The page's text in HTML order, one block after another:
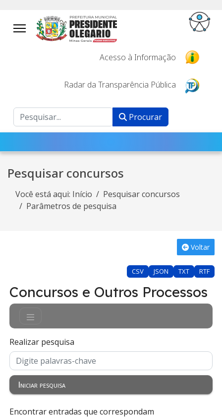
Acesso à Informação
Radar da Transparência Pública
Procurar Procurar
Pesquisar concursos
Você está aqui: Início
Pesquisar concursos
Parâmetros de pesquisa
Voltar
CSV JSON TXT RTF
Concursos e Outros Processos
Realizar pesquisa
Iniciar pesquisa
Encontrar entradas que correspondam